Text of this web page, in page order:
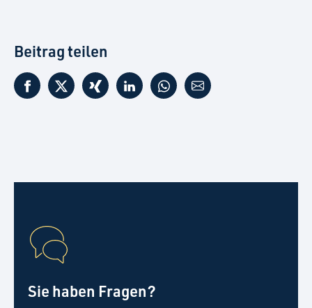
Beitrag teilen
Sie haben Fragen?